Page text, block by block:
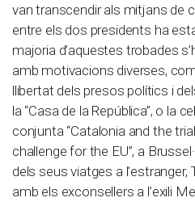
van transcendir als mitjans de
entre els dos presidents ha
majoria d’aquestes trobades
amb motivacions diverses,
llibertat dels presos polítics i
la “Casa de la República”, o la
conjunta “Catalonia and the
challenge for the EU”, a
dels seus viatges a l’estranger,
amb els exconsellers a l’exili